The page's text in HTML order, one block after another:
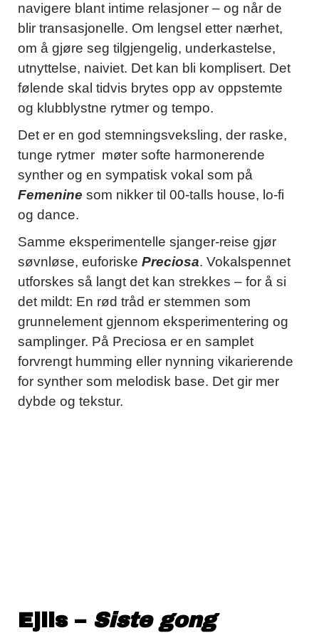
navigere blant intime relasjoner – og når de
blir transasjonelle. Om lengsel etter nærhet,
om å gjøre seg tilgjengelig, underkastelse,
utnyttelse, naiviet. Det kan bli komplisert. Det
følende skal tidvis brytes opp av oppstemte
og klubblystne rytmer og tempo.
Det er en god stemningsveksling, der raske,
tunge rytmer møter softe harmonerende
synther og en sympatisk vokal som på
Femenine som nikker til 00-talls house, lo-fi
og dance.
Samme eksperimentelle sjanger-reise gjør
søvnløse, euforiske Preciosa. Vokalspennet
utforskes så langt det kan strekkes – for å si
det mildt: En rød tråd er stemmen som
grunnelement gjennom eksperimentering og
samplinger. På Preciosa er en samplet
forvrengt humming eller nynning vikarierende
for synther som melodisk base. Det gir mer
dybde og tekstur.
Ejlis – Siste gong